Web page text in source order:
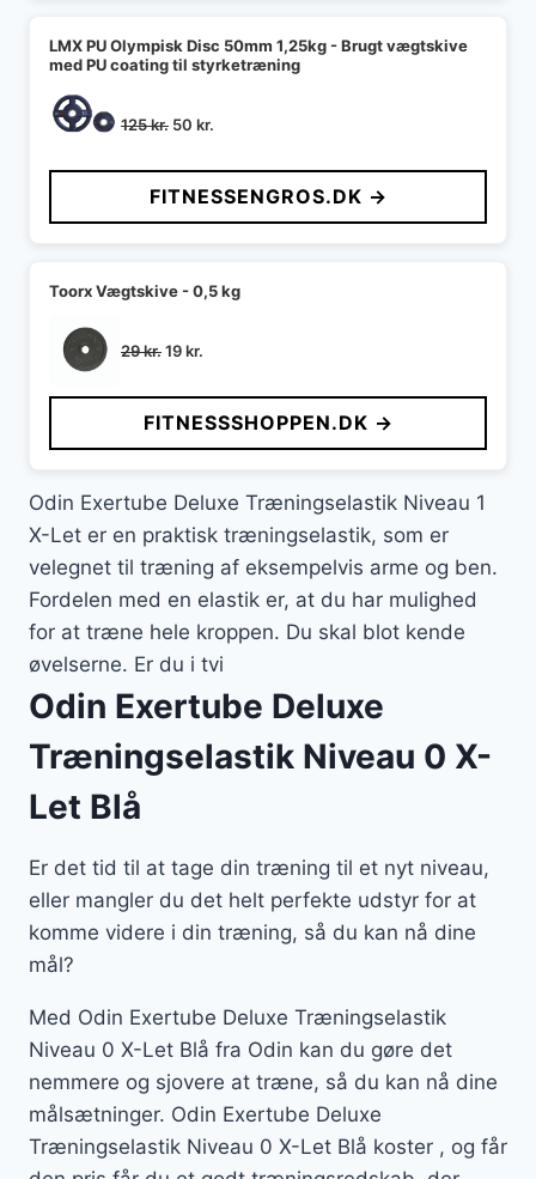
LMX PU Olympisk Disc 50mm 1,25kg - Brugt vægtskive
med PU coating til styrketræning
125kr. Den
pris
var:
125 kr..
50 kr.
pris
er:
50 kr..
FITNESSENGROS.DK →
Toorx Vægtskive - 0,5 kg
29kr.Den
pris
var:
29 kr..
19kr.
pris
er:
19 kr..
FITNESSSHOPPEN.DK →
Odin Exertube Deluxe Træningselastik Niveau 1
X-Let er en praktisk træningselastik, som er
velegnet til træning af eksempelvis arme og ben.
Fordelen med en elastik er, at du har mulighed
for at træne hele kroppen. Du skal blot kende
øvelserne. Er du i tvi
Odin Exertube Deluxe
Træningselastik Niveau 0 X-
Let Blå
Er det tid til at tage din træning til et nyt niveau,
eller mangler du det helt perfekte udstyr for at
komme videre i din træning, så du kan nå dine
mål?
Med Odin Exertube Deluxe Træningselastik
Niveau 0 X-Let Blå fra Odin kan du gøre det
nemmere og sjovere at træne, så du kan nå dine
målsætninger. Odin Exertube Deluxe
Træningselastik Niveau 0 X-Let Blå koster , og får